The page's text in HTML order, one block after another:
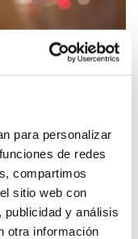
para personalizar
de redes
compartimos
sitio web con
y análisis
otra información
DE LA
LA RIBEIRA